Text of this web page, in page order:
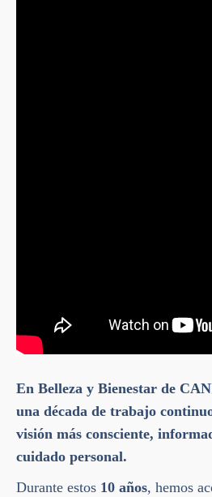
En Belleza y Bienestar de
una década de trabajo
visión más consciente,
cuidado personal.
Durante estos 10 años, hemos